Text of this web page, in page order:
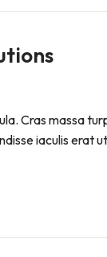
Cras massa
iaculis erat